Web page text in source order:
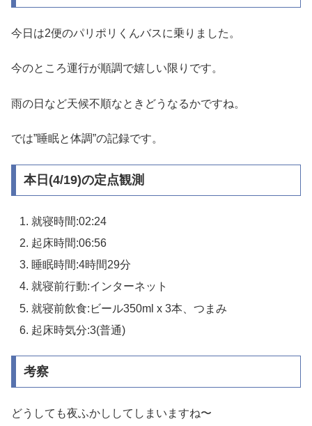
今日は2便のパリポリくんバスに乗りました。
今のところ運行が順調で嬉しい限りです。
雨の日など天候不順なときどうなるかですね。
では”睡眠と体調”の記録です。
本日(4/19)の定点観測
就寝時間:02:24
起床時間:06:56
睡眠時間:4時間29分
就寝前行動:インターネット
就寝前飲食:ビール350ml x 3本、つまみ
起床時気分:3(普通)
考察
どうしても夜ふかししてしまいますね〜